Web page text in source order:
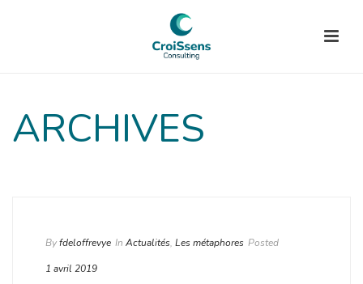
ARCHIVES
Byfdeloffrevye In Actualités, Les métaphores Posted
1 avril 2019